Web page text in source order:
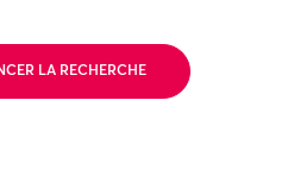
LA RECHERCHE